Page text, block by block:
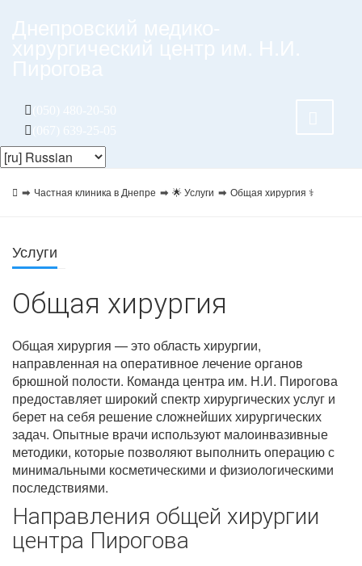
Частная клиника в Днепре 🌟 Услуги Общая хирургия ⚕️
Услуги
Общая хирургия
Общая хирургия — это область хирургии,
направленная на оперативное лечение органов
брюшной полости. Команда центра им. Н.И. Пирогова
предоставляет широкий спектр хирургических услуг и
берет на себя решение сложнейших хирургических
задач. Опытные врачи используют малоинвазивные
методики, которые позволяют выполнить операцию с
минимальными косметическими и физиологическими
последствиями.
Направления общей хирургии
центра Пирогова